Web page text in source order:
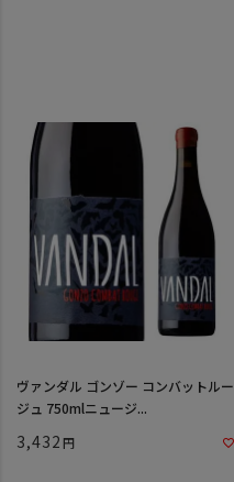
ヴァンダル ゴンゾー コンバットルー
ジュ 750mlニュージ...
3,432